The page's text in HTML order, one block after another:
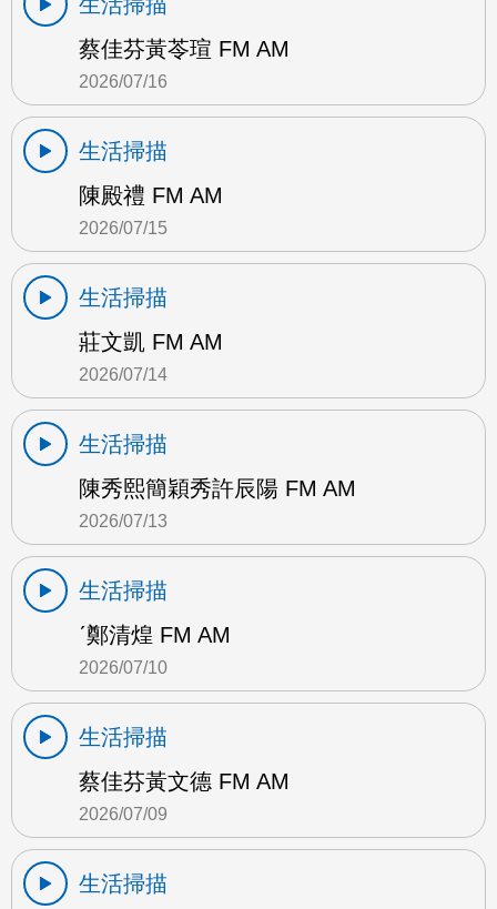
蔡佳芬黃苓瑄 FM AM
2026/07/16
生活掃描
陳殿禮 FM AM
2026/07/15
生活掃描
莊文凱 FM AM
2026/07/14
生活掃描
陳秀熙簡穎秀許辰陽 FM AM
2026/07/13
生活掃描
ˊ鄭清煌 FM AM
2026/07/10
生活掃描
蔡佳芬黃文德 FM AM
2026/07/09
生活掃描